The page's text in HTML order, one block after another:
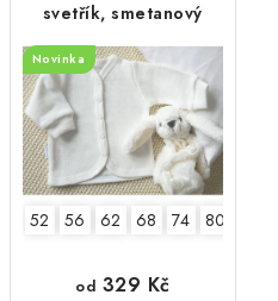
svetřík, smetanový
Novinka
52 56 62 68 74 80
od 329 Kč